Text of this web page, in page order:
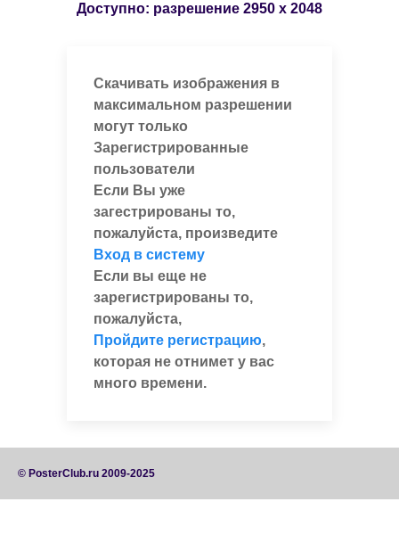
Доступно: разрешение 2950 x 2048
Скачивать изображения в
максимальном разрешении
могут только
Зарегистрированные
пользователи
Если Вы уже
загестрированы то,
пожалуйста, произведите
Вход в систему
Если вы еще не
зарегистрированы то,
пожалуйста,
Пройдите регистрацию,
которая не отнимет у вас
много времени.
© PosterClub.ru 2009-2025